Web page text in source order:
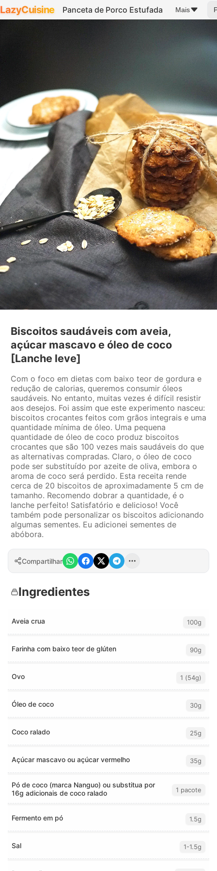
LazyCuisine Panceta de Porco Estufada Mais
Biscoitos saudáveis com aveia,
açúcar mascavo e óleo de coco
[Lanche leve]
Com o foco em dietas com baixo teor de gordura e
redução de calorias, queremos consumir óleos
saudáveis. No entanto, muitas vezes é difícil resistir
aos desejos. Foi assim que este experimento nasceu:
biscoitos crocantes feitos com grãos integrais e uma
quantidade mínima de óleo. Uma pequena
quantidade de óleo de coco produz biscoitos
crocantes que são 100 vezes mais saudáveis do que
as alternativas compradas. Claro, o óleo de coco
pode ser substituído por azeite de oliva, embora o
aroma de coco será perdido. Esta receita rende
cerca de 20 biscoitos de aproximadamente 5 cm de
tamanho. Recomendo dobrar a quantidade, é o
lanche perfeito! Satisfatório e delicioso! Você
também pode personalizar os biscoitos adicionando
algumas sementes. Eu adicionei sementes de
abóbora.
Compartilhar
Ingredientes
Aveia crua 100g
Farinha com baixo teor de glúten 90g
Ovo 1 (54g)
Óleo de coco 30g
Coco ralado 25g
Açúcar mascavo ou açúcar vermelho 35g
Pó de coco (marca Nanguo) ou substitua por
16g adicionais de coco ralado
1 pacote
Fermento em pó 1.5g
Sal 1-1.5g